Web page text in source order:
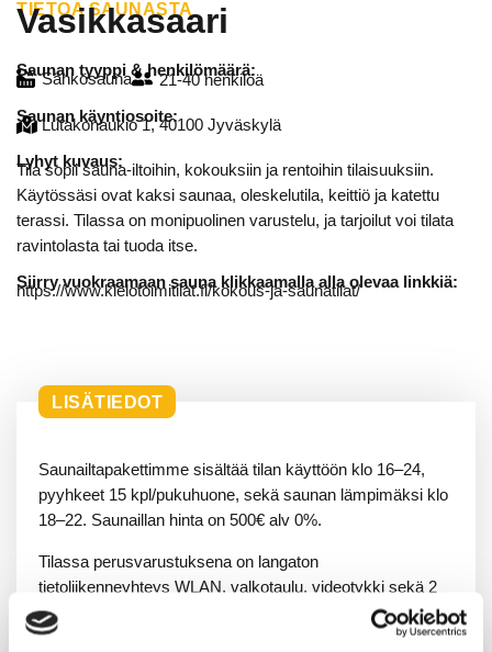
TIETOA SAUNASTA
Vasikkasaari
Saunan tyyppi & henkilömäärä:
Sähkösauna
21-40 henkilöä
Saunan käyntiosoite:
Lutakonaukio 1, 40100 Jyväskylä
Lyhyt kuvaus:
Tila sopii sauna-iltoihin, kokouksiin ja rentoihin tilaisuuksiin.
Käytössäsi ovat kaksi saunaa, oleskelutila, keittiö ja katettu
terassi. Tilassa on monipuolinen varustelu, ja tarjoilut voi tilata
ravintolasta tai tuoda itse.
Siirry vuokraamaan sauna klikkaamalla alla olevaa linkkiä:
https://www.kielotoimitilat.fi/kokous-ja-saunatilat/
LISÄTIEDOT
Saunailtapakettimme sisältää tilan käyttöön klo 16–24,
pyyhkeet 15 kpl/pukuhuone, sekä saunan lämpimäksi klo
18–22. Saunaillan hinta on 500€ alv 0%.
Tilassa perusvarustuksena on langaton
tietoliikenneyhteys WLAN, valkotaulu, videotykki sekä 2
isoa näyttöä. Valaistus on säädettävissä teemaan
sopivaksi. Tilaan saatavilla myös pyynnöstä